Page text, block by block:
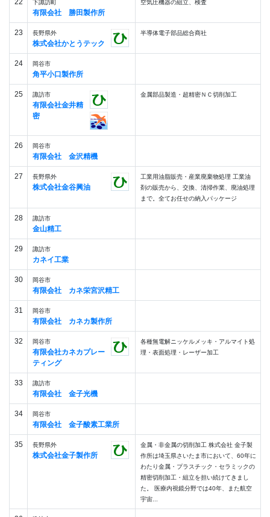
22 下諏訪町
有限会社 勝田製作所
空気圧機器の組立、検査
23 長野県外
株式会社かとうテック
半導体電子部品総合商社
24 岡谷市
角平小口製作所
25 諏訪市
有限会社金井精
密
金属部品製造・超精密ＮＣ切削加工
26 岡谷市
有限会社 金沢精機
27 長野県外
株式会社金谷興油
工業用油脂販売・産業廃棄物処理 工業油
剤の販売から、交換、清掃作業、廃油処理
まで。全てお任せの納入パッケージ
28 諏訪市
金山精工
29 諏訪市
カネイ工業
30 岡谷市
有限会社 カネ栄宮沢精工
31 岡谷市
有限会社 カネカ製作所
32 岡谷市
有限会社カネカプレー
ティング
各種無電解ニッケルメッキ・アルマイト処
理・表面処理・レーザー加工
33 諏訪市
有限会社 金子光機
34 岡谷市
有限会社 金子酸素工業所
35 長野県外
株式会社金子製作所
金属・非金属の切削加工 株式会社 金子製
作所は埼玉県さいたま市において、60年に
わたり金属・プラスチック・セラミックの
精密切削加工・組立を担い続けてきまし
た。 医療内視鏡分野では40年、また航空
宇宙...